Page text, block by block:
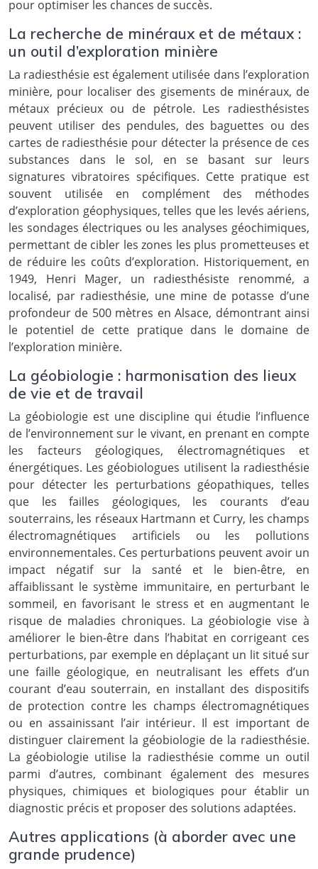
pour optimiser les chances de succès.
La recherche de minéraux et de métaux :
un outil d’exploration minière
La radiesthésie est également utilisée dans l’exploration
minière, pour localiser des gisements de minéraux, de
métaux précieux ou de pétrole. Les radiesthésistes
peuvent utiliser des pendules, des baguettes ou des
cartes de radiesthésie pour détecter la présence de ces
substances dans le sol, en se basant sur leurs
signatures vibratoires spécifiques. Cette pratique est
souvent utilisée en complément des méthodes
d’exploration géophysiques, telles que les levés aériens,
les sondages électriques ou les analyses géochimiques,
permettant de cibler les zones les plus prometteuses et
de réduire les coûts d’exploration. Historiquement, en
1949, Henri Mager, un radiesthésiste renommé, a
localisé, par radiesthésie, une mine de potasse d’une
profondeur de 500 mètres en Alsace, démontrant ainsi
le potentiel de cette pratique dans le domaine de
l’exploration minière.
La géobiologie : harmonisation des lieux
de vie et de travail
La géobiologie est une discipline qui étudie l’influence
de l’environnement sur le vivant, en prenant en compte
les facteurs géologiques, électromagnétiques et
énergétiques. Les géobiologues utilisent la radiesthésie
pour détecter les perturbations géopathiques, telles
que les failles géologiques, les courants d’eau
souterrains, les réseaux Hartmann et Curry, les champs
électromagnétiques artificiels ou les pollutions
environnementales. Ces perturbations peuvent avoir un
impact négatif sur la santé et le bien-être, en
affaiblissant le système immunitaire, en perturbant le
sommeil, en favorisant le stress et en augmentant le
risque de maladies chroniques. La géobiologie vise à
améliorer le bien-être dans l’habitat en corrigeant ces
perturbations, par exemple en déplaçant un lit situé sur
une faille géologique, en neutralisant les effets d’un
courant d’eau souterrain, en installant des dispositifs
de protection contre les champs électromagnétiques
ou en assainissant l’air intérieur. Il est important de
distinguer clairement la géobiologie de la radiesthésie.
La géobiologie utilise la radiesthésie comme un outil
parmi d’autres, combinant également des mesures
physiques, chimiques et biologiques pour établir un
diagnostic précis et proposer des solutions adaptées.
Autres applications (à aborder avec une
grande prudence)